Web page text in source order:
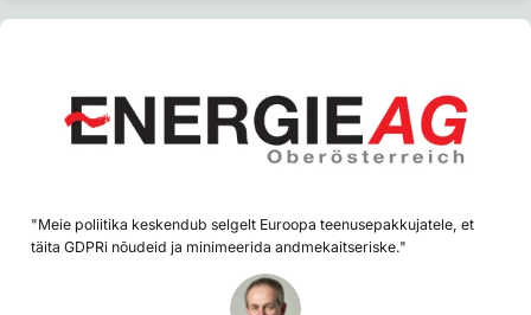
"Meie poliitika keskendub selgelt Euroopa teenusepakkujatele, et
täita GDPRi nõudeid ja minimeerida andmekaitseriske."